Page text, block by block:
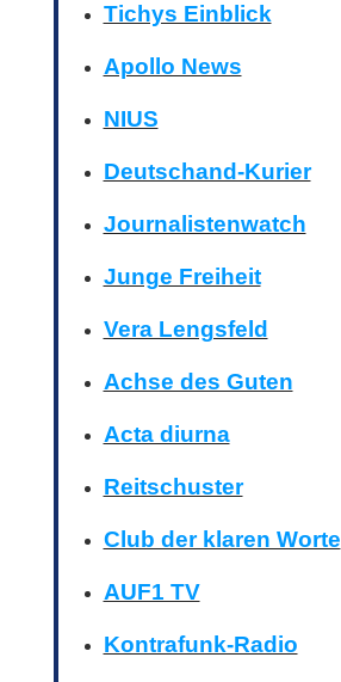
Tichys Einblick
Apollo News
NIUS
Deutschand-Kurier
Journalistenwatch
Junge Freiheit
Vera Lengsfeld
Achse des Guten
Acta diurna
Reitschuster
Club der klaren Worte
AUF1 TV
Kontrafunk-Radio